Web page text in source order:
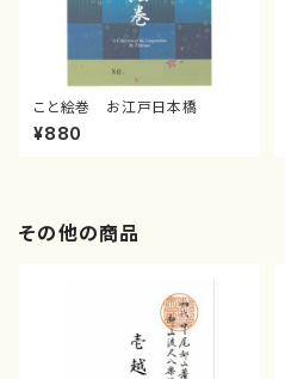
こと絵巻 お江戸日本橋
¥880
その他の商品